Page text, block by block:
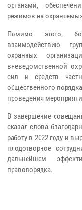
органами,
режимов на
Помимо этого,
взаимодействию
охранных
вневедомственной
сил и средств
общественного
проведения
В завершение
сказал слова
работу в 2022 году и
плодотворное
дальнейшем
правопорядка.